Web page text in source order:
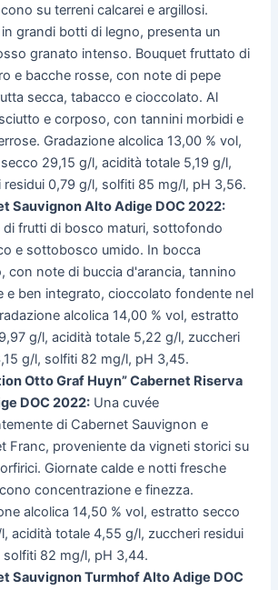
su terreni calcarei e argillosi.
grandi botti di legno, presenta un
granato intenso. Bouquet fruttato di
e bacche rosse, con note di pepe
secca, tabacco e cioccolato. Al
e corposo, con tannini morbidi e
Gradazione alcolica 13,00 % vol,
29,15 g/l, acidità totale 5,19 g/l,
residui 0,79 g/l, solfiti 85 mg/l, pH 3,56.
Sauvignon Alto Adige DOC 2022:
di frutti di bosco maturi, sottofondo
e sottobosco umido. In bocca
con note di buccia d'arancia, tannino
e ben integrato, cioccolato fondente nel
alcolica 14,00 % vol, estratto
g/l, acidità totale 5,22 g/l, zuccheri
g/l, solfiti 82 mg/l, pH 3,45.
Otto Graf Huyn” Cabernet Riserva
DOC 2022: Una cuvée
di Cabernet Sauvignon e
Franc, proveniente da vigneti storici su
Giornate calde e notti fresche
concentrazione e finezza.
alcolica 14,50 % vol, estratto secco
acidità totale 4,55 g/l, zuccheri residui
solfiti 82 mg/l, pH 3,44.
Sauvignon Turmhof Alto Adige DOC